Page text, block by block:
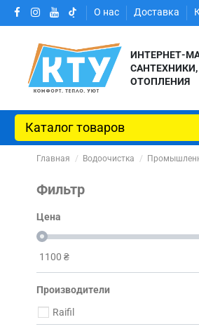
О нас Доставка
ИНТЕРНЕТ-
ОТОПЛЕНИЯ
Каталог товаров
Главная Водоочистка
Фильтр
Цена
1100 ₴
Производители
Raifil